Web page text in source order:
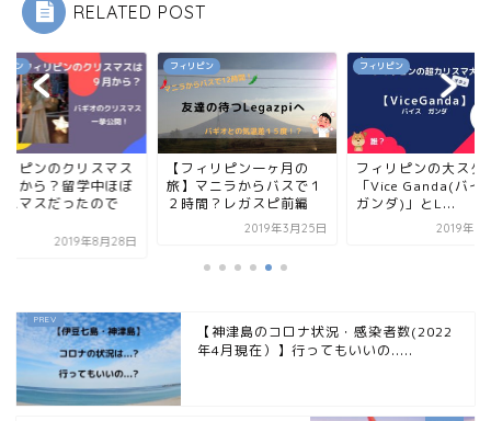
RELATED POST
ピン
リピンのクリスマス
月から？留学中ほぼ
スマスだったので
2019年8月28日
フィリピン
【フィリピン一ヶ月の
旅】マニラからバスで１
２時間？レガスピ前編
2019年3月25日
フィリピン
フィリピンの大スタ
「Vice Ganda(バイ
ガンダ)」とL...
2019年6
【神津島のコロナ状況・感染者数(2022
年4月現在）】行ってもいいの.....